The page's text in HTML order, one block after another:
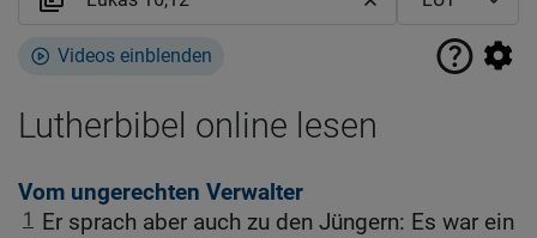
Videos einblenden
Lutherbibel online lesen
Vom ungerechten Verwalter
1
Er sprach aber auch zu den Jüngern: Es war ein